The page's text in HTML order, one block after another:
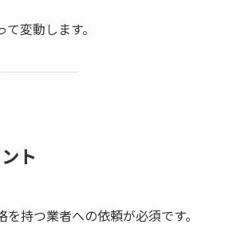
変動します。
ト
持つ業者への依頼が必須です。